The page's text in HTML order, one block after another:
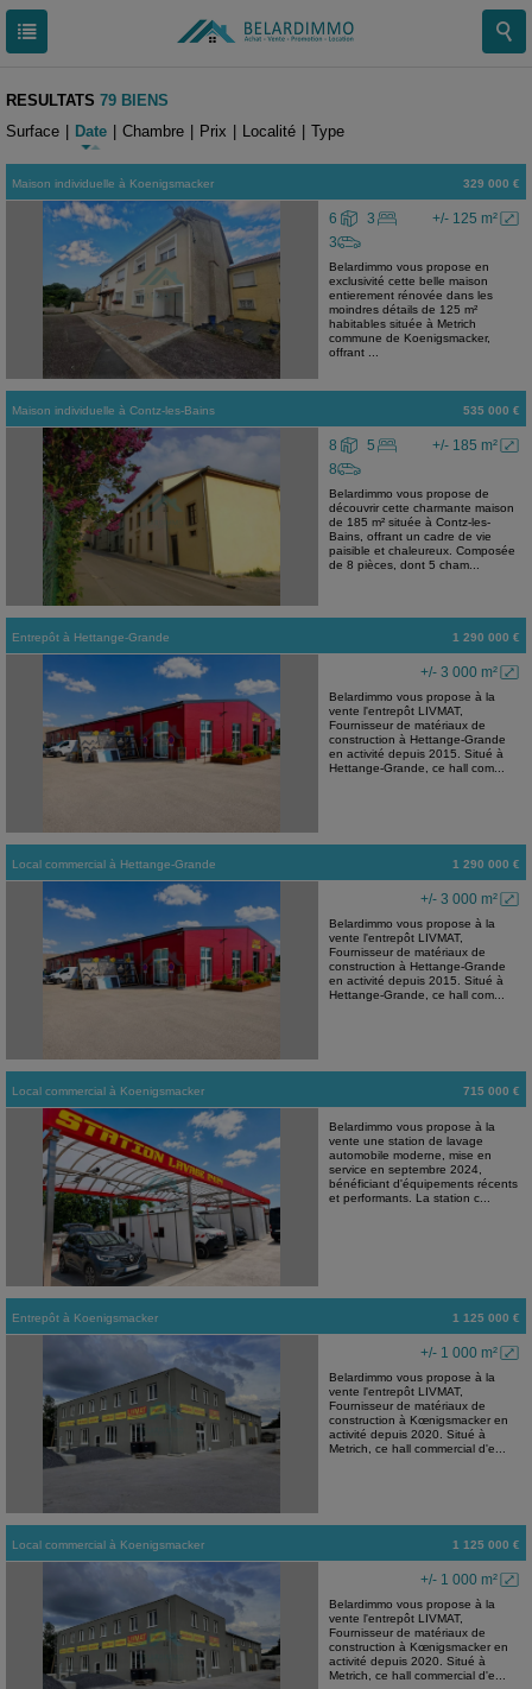
RESULTATS 79 BIENS
Surface
Date Chambre Prix Localité Type
Maison individuelle à Koenigsmacker 329 000 €
+/- 125 m²
6
3
3
Belardimmo vous propose en
exclusivité cette belle maison
entierement rénovée dans les
moindres détails de 125 m²
habitables située à Metrich
commune de Koenigsmacker,
offrant ...
Maison individuelle à Contz-les-Bains 535 000 €
+/- 185 m²
8
5
8
Belardimmo vous propose de
découvrir cette charmante maison
de 185 m² située à Contz-les-
Bains, offrant un cadre de vie
paisible et chaleureux. Composée
de 8 pièces, dont 5 cham...
Entrepôt à Hettange-Grande 1 290 000 €
+/- 3 000 m²
Belardimmo vous propose à la
vente l'entrepôt LIVMAT,
Fournisseur de matériaux de
construction à Hettange-Grande
en activité depuis 2015. Situé à
Hettange-Grande, ce hall com...
Local commercial à Hettange-Grande 1 290 000 €
+/- 3 000 m²
Belardimmo vous propose à la
vente l'entrepôt LIVMAT,
Fournisseur de matériaux de
construction à Hettange-Grande
en activité depuis 2015. Situé à
Hettange-Grande, ce hall com...
Local commercial à Koenigsmacker 715 000 €
Belardimmo vous propose à la
vente une station de lavage
automobile moderne, mise en
service en septembre 2024,
bénéficiant d'équipements récents
et performants. La station c...
Entrepôt à Koenigsmacker 1 125 000 €
+/- 1 000 m²
Belardimmo vous propose à la
vente l'entrepôt LIVMAT,
Fournisseur de matériaux de
construction à Kœnigsmacker en
activité depuis 2020. Situé à
Metrich, ce hall commercial d'e...
Local commercial à Koenigsmacker 1 125 000 €
+/- 1 000 m²
Belardimmo vous propose à la
vente l'entrepôt LIVMAT,
Fournisseur de matériaux de
construction à Kœnigsmacker en
activité depuis 2020. Situé à
Metrich, ce hall commercial d'e...